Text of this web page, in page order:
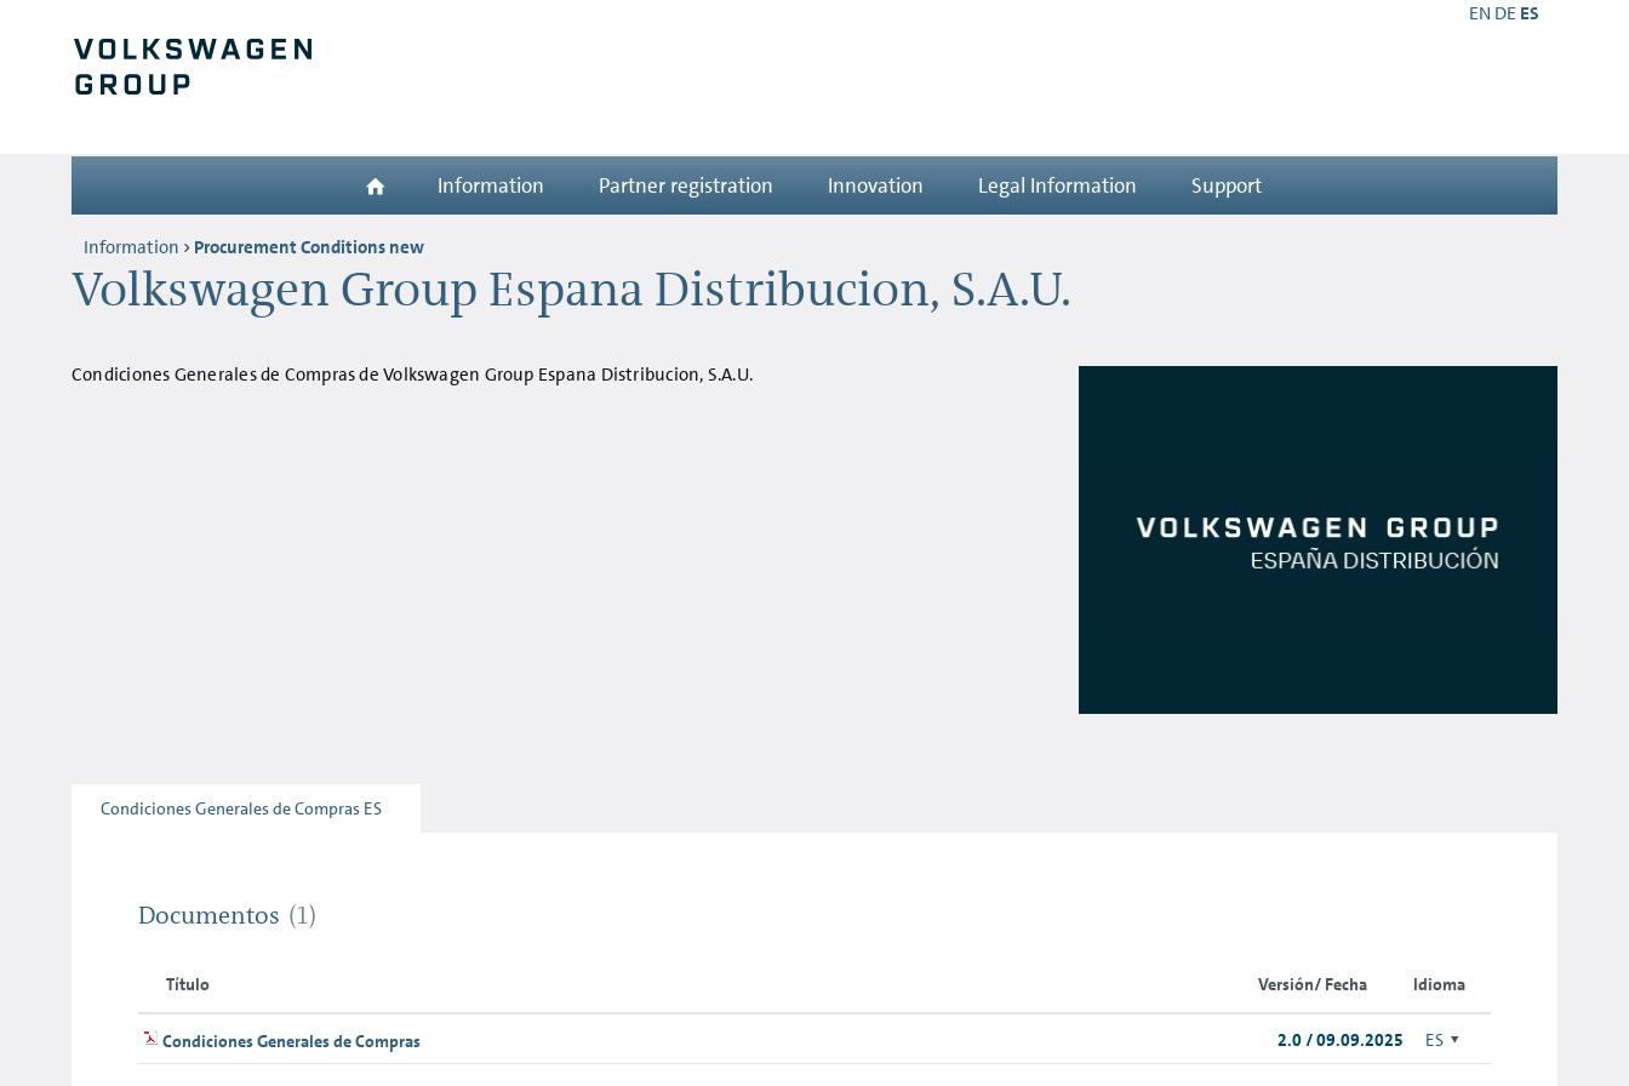
EN DE ES
Information Partner registration Innovation Legal Information Support
Information Procurement Conditions new
Volkswagen Group Espana Distribucion, S.A.U.
Condiciones Generales de Compras de Volkswagen Group Espana Distribucion, S.A.U.
Condiciones Generales de Compras ES
Documentos (1)
Título Versión/ Fecha Idioma
Condiciones Generales de Compras 2.0 / 09.09.2025 ES